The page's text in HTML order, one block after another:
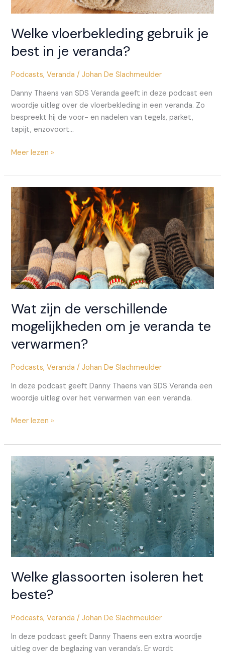
Welke vloerbekleding gebruik je
best in je veranda?
Podcasts,Veranda /Johan De Slachmeulder
Danny Thaens van SDS Veranda geeft in deze podcast een
woordje uitleg over de vloerbekleding in een veranda. Zo
bespreekt hij de voor- en nadelen van tegels, parket,
tapijt, enzovoort…
Welke
gebruik
je
best
in
je
veranda?
Meer lezen »
Wat zijn de verschillende
mogelijkheden om je veranda te
verwarmen?
Podcasts,Veranda /Johan De Slachmeulder
In deze podcast geeft Danny Thaens van SDS Veranda een
woordje uitleg over het verwarmen van een veranda.
Wat
de
verschillende
mogelijkheden
om
je
veranda
te
verwarmen?
Meer lezen »
Welke glassoorten isoleren het
beste?
Podcasts,Veranda /Johan De Slachmeulder
In deze podcast geeft Danny Thaens een extra woordje
uitleg over de beglazing van veranda’s. Er wordt